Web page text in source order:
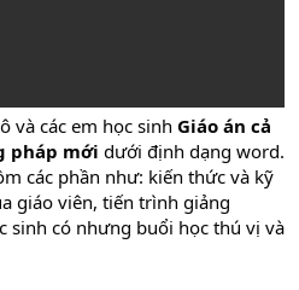
và các em học sinh Giáo án cả
pháp mới dưới định dạng word.
các phần như: kiến thức và kỹ
giáo viên, tiến trình giảng
sinh có nhưng buổi học thú vị và